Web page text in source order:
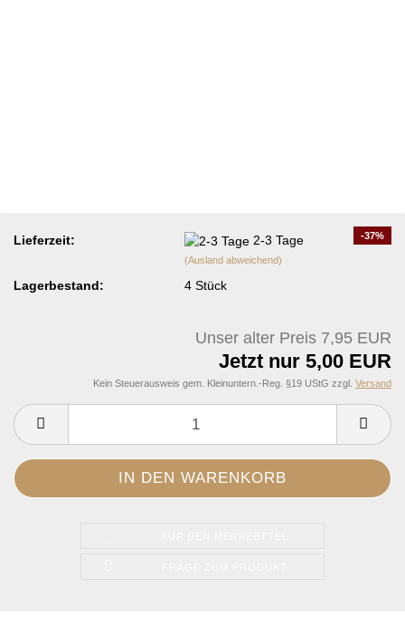
-37%
Lieferzeit: 2-3 Tage
(Ausland abweichend)
Lagerbestand: 4Stück
Unser alter Preis 7,95 EUR
Jetzt nur 5,00 EUR
Kein Steuerausweis gem. Kleinuntern.-Reg. §19 UStG zzgl. Versand